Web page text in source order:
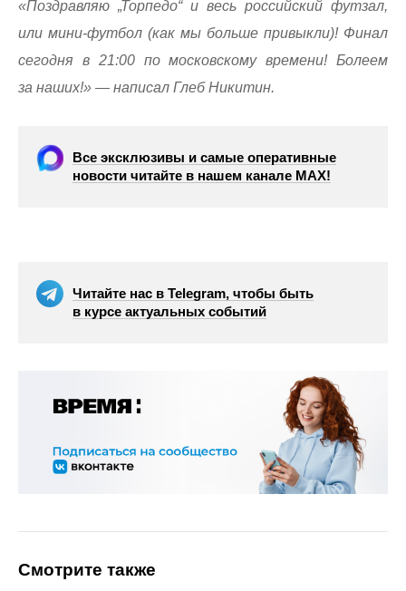
«Поздравляю „Торпедо“ и весь российский футзал,
или мини-футбол (как мы больше привыкли)! Финал
сегодня в 21:00 по московскому времени! Болеем
за наших!» — написал Глеб Никитин.
Все эксклюзивы и самые оперативные
новости читайте в нашем канале МАХ!
Читайте нас в Telegram, чтобы быть
в курсе актуальных событий
Смотрите также